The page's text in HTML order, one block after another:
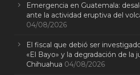
Emergencia en Guatemala:
ante la actividad eruptiva del
04/08/2026
El fiscal que debió ser
«El Bayo» y la degradación de la
Chihuahua 04/08/2026